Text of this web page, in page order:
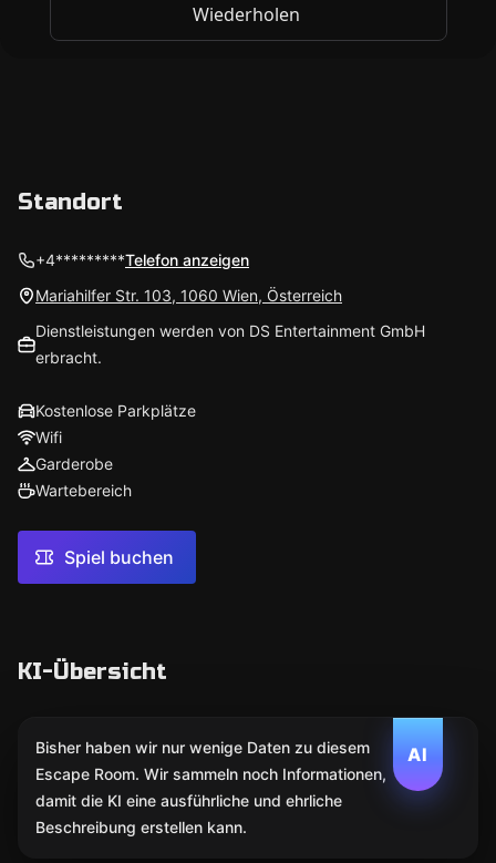
Standort
+4*********Telefon anzeigen
Mariahilfer Str. 103, 1060 Wien, Österreich
Dienstleistungen werden von DS Entertainment GmbH
erbracht.
Kostenlose Parkplätze
Wifi
Garderobe
Wartebereich
Spiel buchen
KI-Übersicht
AI
Bisher haben wir nur wenige Daten zu diesem
Escape Room. Wir sammeln noch Informationen,
damit die KI eine ausführliche und ehrliche
Beschreibung erstellen kann.